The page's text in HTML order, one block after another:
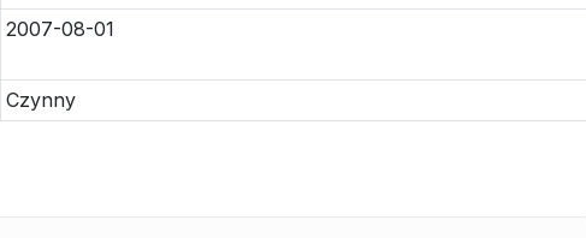
2007-08-01
Czynny